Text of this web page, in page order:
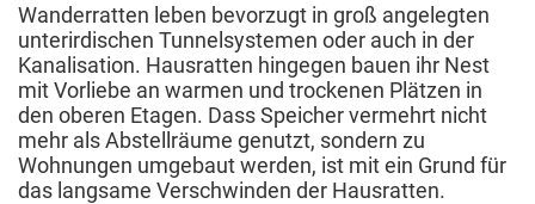
Wanderratten leben bevorzugt in groß angelegten
unterirdischen Tunnelsystemen oder auch in der
Kanalisation. Hausratten hingegen bauen ihr Nest
mit Vorliebe an warmen und trockenen Plätzen in
den oberen Etagen. Dass Speicher vermehrt nicht
mehr als Abstellräume genutzt, sondern zu
Wohnungen umgebaut werden, ist mit ein Grund für
das langsame Verschwinden der Hausratten.